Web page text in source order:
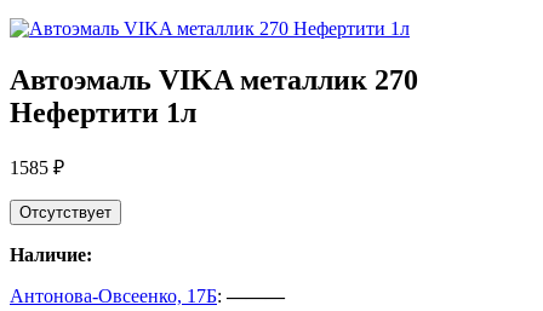
Автоэмаль VIKA металлик 270
Нефертити 1л
1585 ₽
Отсутствует
Наличие:
Антонова-Овсеенко, 17Б:———